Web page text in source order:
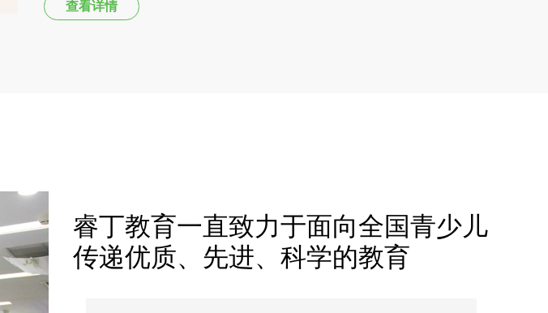
查看详情
睿丁教育一直致力于面向全国青少儿
传递优质、先进、科学的教育